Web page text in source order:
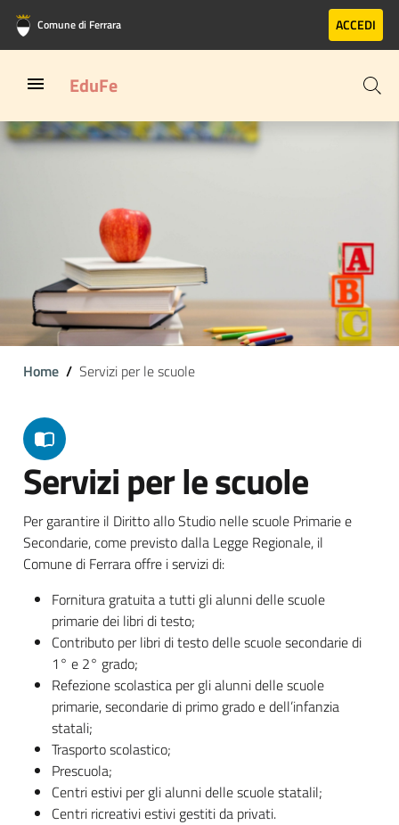
Vai al contenuto principale
Vai al footer
Comune di Ferrara ACCEDI
EduFe
Home Servizi per le scuole
Servizi per le scuole
Per garantire il Diritto allo Studio nelle scuole Primarie e
Secondarie, come previsto dalla Legge Regionale, il
Comune di Ferrara offre i servizi di:
Fornitura gratuita a tutti gli alunni delle scuole
primarie dei libri di testo;
Contributo per libri di testo delle scuole secondarie di
1° e 2° grado;
Refezione scolastica per gli alunni delle scuole
primarie, secondarie di primo grado e dell’infanzia
statali;
Trasporto scolastico;
Prescuola;
Centri estivi per gli alunni delle scuole statalil;
Centri ricreativi estivi gestiti da privati.